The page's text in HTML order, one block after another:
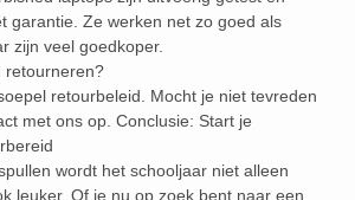
garantie. Ze werken net zo goed als
zijn veel goedkoper.
retourneren?
retourbeleid. Mocht je niet tevreden
met ons op. Conclusie: Start je
wordt het schooljaar niet alleen
leuker. Of je nu op zoek bent naar een